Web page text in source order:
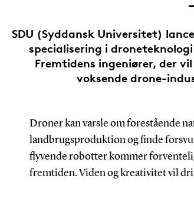
SDU (Syddansk Universitet)
specialisering i
Fremtidens ingeniører, der
voksende drone-
Droner kan varsle om forestående
landbrugsproduktion og finde
flyvende robotter kommer
fremtiden. Viden og kreativitet vil